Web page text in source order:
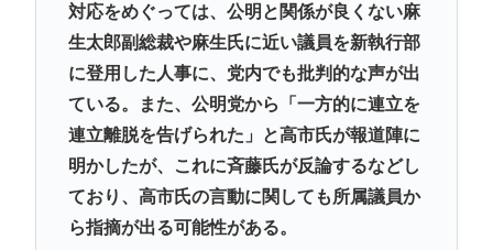
対応をめぐっては、公明と関係が良くない麻
生太郎副総裁や麻生氏に近い議員を新執行部
に登用した人事に、党内でも批判的な声が出
ている。また、公明党から「一方的に連立を
連立離脱を告げられた」と高市氏が報道陣に
明かしたが、これに斉藤氏が反論するなどし
ており、高市氏の言動に関しても所属議員か
ら指摘が出る可能性がある。